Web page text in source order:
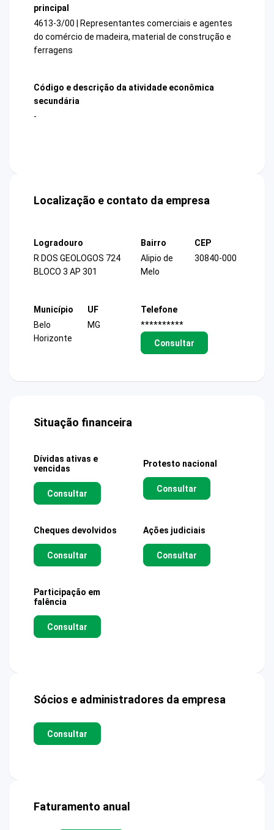
principal
4613-3/00 | Representantes comerciais e agentes
do comércio de madeira, material de construção e
ferragens
Código e descrição da atividade econômica
secundária
-
Localização e contato da empresa
Logradouro
R DOS GEOLOGOS 724
BLOCO 3 AP 301
Bairro
Alipio de
Melo
CEP
30840-000
Município
Belo
Horizonte
UF
MG
Telefone
**********
Consultar
Situação financeira
Dívidas ativas e
vencidas
Consultar
Protesto nacional
Consultar
Cheques devolvidos
Consultar
Ações judiciais
Consultar
Participação em
falência
Consultar
Sócios e administradores da empresa
Consultar
Faturamento anual